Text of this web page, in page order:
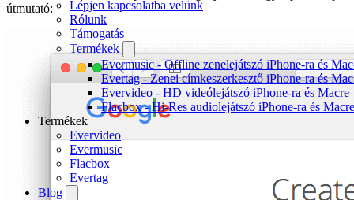
Lépjen kapcsolatba velünk
Rólunk
Támogatás
Termékek
Evermusic - Offline zenelejátszó iPhone-ra és
Evertag - Zenei címkeszerkesztő iPhone-ra és
Evervideo - HD videólejátszó iPhone-ra és Macre
Flacbox - Hi-Res audiolejátszó iPhone-ra és Macre
Termékek
Evervideo
Evermusic
Flacbox
Evertag
Blog
útmutató: